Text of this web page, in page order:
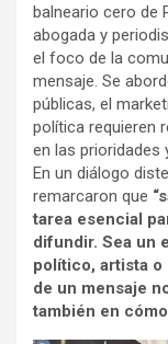
balneario cero de
abogada y
el foco de la
mensaje. Se
públicas, el
política requieren
en las prioridades
En un diálogo
remarcaron que
tarea esencial
difundir. Sea un
político, artista o
de un mensaje
también en